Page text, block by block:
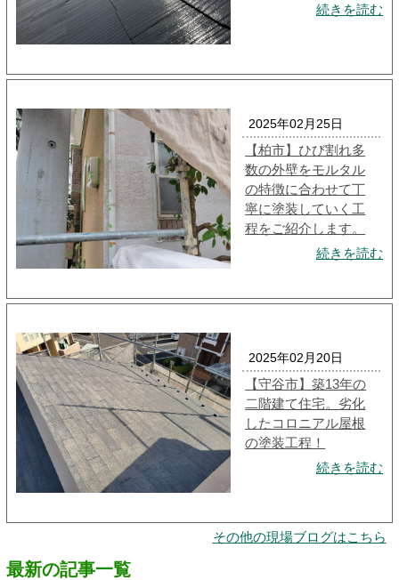
続きを読む
2025年02月25日
【柏市】ひび割れ多
数の外壁をモルタル
の特徴に合わせて丁
寧に塗装していく工
程をご紹介します。
続きを読む
2025年02月20日
【守谷市】築13年の
二階建て住宅。劣化
したコロニアル屋根
の塗装工程！
続きを読む
その他の現場ブログはこちら
最新の記事一覧